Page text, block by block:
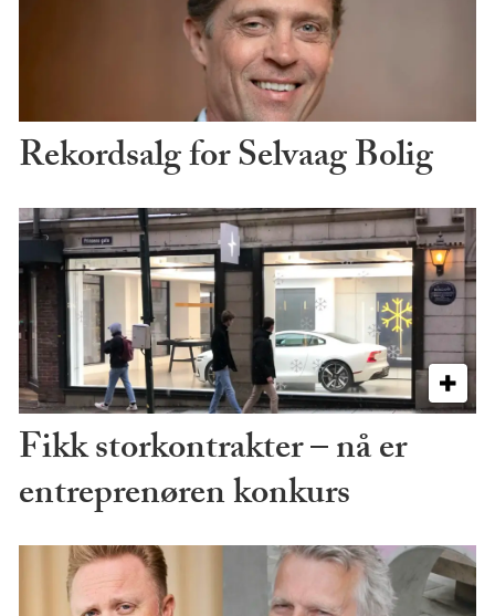
Rekordsalg for Selvaag Bolig
Fikk storkontrakter – nå er
entreprenøren konkurs